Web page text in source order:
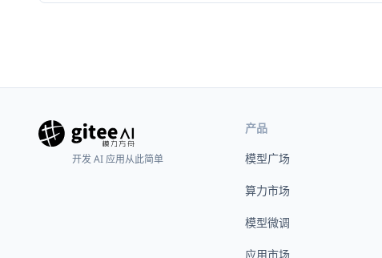
开发 AI 应用从此简单
产品
模型广场
算力市场
模型微调
应用市场